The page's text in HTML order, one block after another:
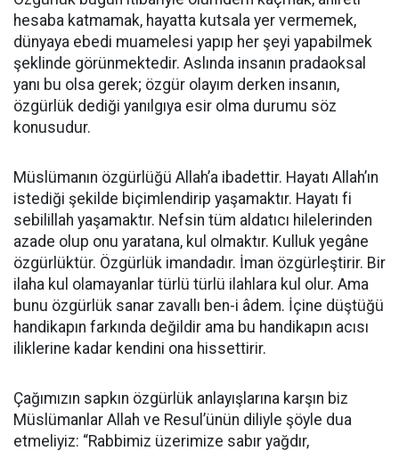
hesaba katmamak, hayatta kutsala yer vermemek,
dünyaya ebedi muamelesi yapıp her şeyi yapabilmek
şeklinde görünmektedir. Aslında insanın pradaoksal
yanı bu olsa gerek; özgür olayım derken insanın,
özgürlük dediği yanılgıya esir olma durumu söz
konusudur.
Müslümanın özgürlüğü Allah’a ibadettir. Hayatı Allah’ın
istediği şekilde biçimlendirip yaşamaktır. Hayatı fi
sebilillah yaşamaktır. Nefsin tüm aldatıcı hilelerinden
azade olup onu yaratana, kul olmaktır. Kulluk yegâne
özgürlüktür. Özgürlük imandadır. İman özgürleştirir. Bir
ilaha kul olamayanlar türlü türlü ilahlara kul olur. Ama
bunu özgürlük sanar zavallı ben-i âdem. İçine düştüğü
handikapın farkında değildir ama bu handikapın acısı
iliklerine kadar kendini ona hissettirir.
Çağımızın sapkın özgürlük anlayışlarına karşın biz
Müslümanlar Allah ve Resul’ünün diliyle şöyle dua
etmeliyiz: “Rabbimiz üzerimize sabır yağdır,